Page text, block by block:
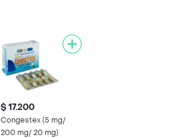
$ 17.200
Congestex (5 mg/
200 mg/ 20 mg)